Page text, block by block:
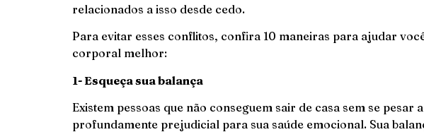
relacionados a isso desde cedo.
Para evitar esses conflitos, confira 10 maneiras para ajudar
corporal melhor:
1- Esqueça sua balança
Existem pessoas que não conseguem sair de casa sem se pesar
profundamente prejudicial para sua saúde emocional. Sua